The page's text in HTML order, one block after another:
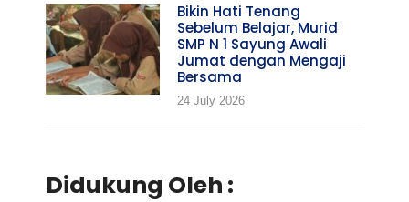
Bikin Hati Tenang
Sebelum Belajar, Murid
SMP N 1 Sayung Awali
Jumat dengan Mengaji
Bersama
24 July 2026
Didukung Oleh :